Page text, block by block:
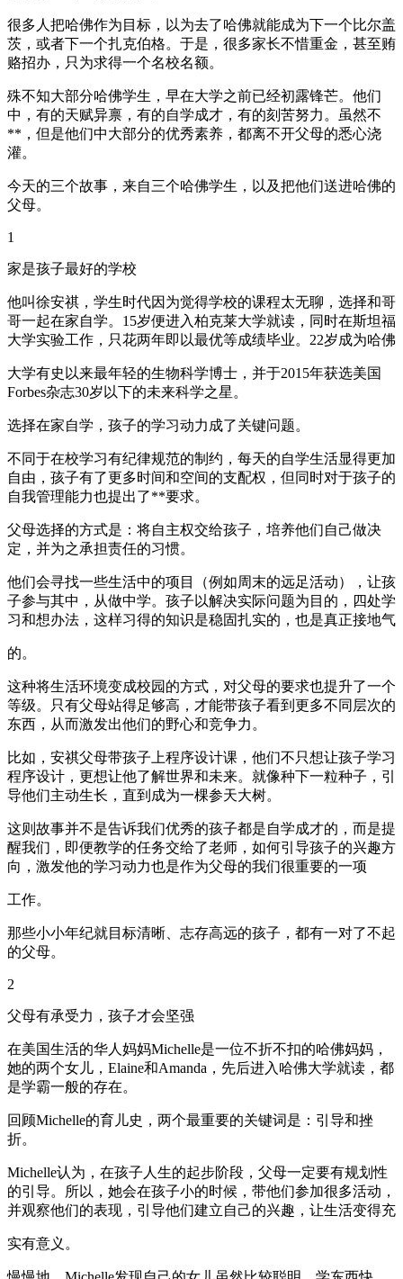
很多人把哈佛作为目标，以为去了哈佛就能成为下一个比尔盖
茨，或者下一个扎克伯格。于是，很多家长不惜重金，甚至贿
赂招办，只为求得一个名校名额。
殊不知大部分哈佛学生，早在大学之前已经初露锋芒。他们
中，有的天赋异禀，有的自学成才，有的刻苦努力。虽然不
**，但是他们中大部分的优秀素养，都离不开父母的悉心浇
灌。
今天的三个故事，来自三个哈佛学生，以及把他们送进哈佛的
父母。
1
家是孩子最好的学校
他叫徐安祺，学生时代因为觉得学校的课程太无聊，选择和哥
哥一起在家自学。15岁便进入柏克莱大学就读，同时在斯坦福
大学实验工作，只花两年即以最优等成绩毕业。22岁成为哈佛
大学有史以来最年轻的生物科学博士，并于2015年获选美国
Forbes杂志30岁以下的未来科学之星。
选择在家自学，孩子的学习动力成了关键问题。
不同于在校学习有纪律规范的制约，每天的自学生活显得更加
自由，孩子有了更多时间和空间的支配权，但同时对于孩子的
自我管理能力也提出了**要求。
父母选择的方式是：将自主权交给孩子，培养他们自己做决
定，并为之承担责任的习惯。
他们会寻找一些生活中的项目（例如周末的远足活动），让孩
子参与其中，从做中学。孩子以解决实际问题为目的，四处学
习和想办法，这样习得的知识是稳固扎实的，也是真正接地气
的。
这种将生活环境变成校园的方式，对父母的要求也提升了一个
等级。只有父母站得足够高，才能带孩子看到更多不同层次的
东西，从而激发出他们的野心和竞争力。
比如，安祺父母带孩子上程序设计课，他们不只想让孩子学习
程序设计，更想让他了解世界和未来。就像种下一粒种子，引
导他们主动生长，直到成为一棵参天大树。
这则故事并不是告诉我们优秀的孩子都是自学成才的，而是提
醒我们，即便教学的任务交给了老师，如何引导孩子的兴趣方
向，激发他的学习动力也是作为父母的我们很重要的一项
工作。
那些小小年纪就目标清晰、志存高远的孩子，都有一对了不起
的父母。
2
父母有承受力，孩子才会坚强
在美国生活的华人妈妈Michelle是一位不折不扣的哈佛妈妈，
她的两个女儿，Elaine和Amanda，先后进入哈佛大学就读，都
是学霸一般的存在。
回顾Michelle的育儿史，两个最重要的关键词是：引导和挫
折。
Michelle认为，在孩子人生的起步阶段，父母一定要有规划性
的引导。所以，她会在孩子小的时候，带他们参加很多活动，
并观察他们的表现，引导他们建立自己的兴趣，让生活变得充
实有意义。